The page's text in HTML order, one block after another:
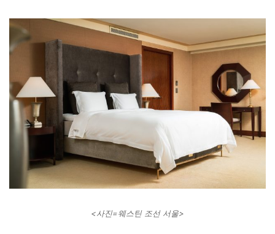
<사진=웨스틴 조선 서울>